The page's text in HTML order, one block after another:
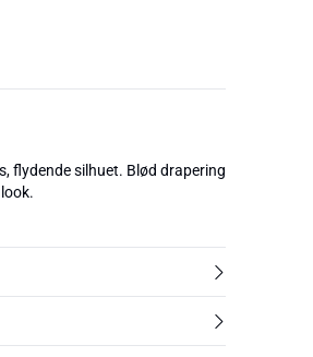
flydende silhuet. Blød drapering